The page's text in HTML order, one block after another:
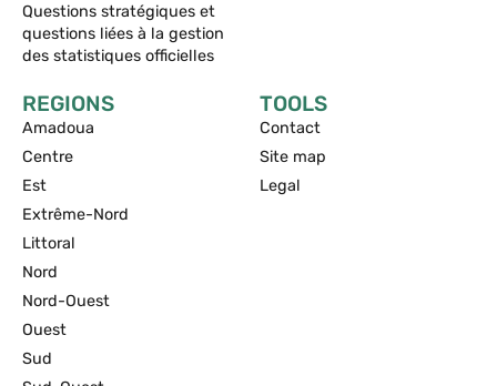
Questions stratégiques et
questions liées à la gestion
des statistiques officielles
REGIONS
Amadoua
Centre
Est
Extrême-Nord
Littoral
Nord
Nord-Ouest
Ouest
Sud
TOOLS
Contact
Site map
Legal